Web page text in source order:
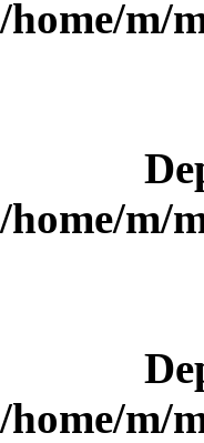
/home/m/
/home/m/
/home/m/